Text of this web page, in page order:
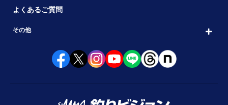
よくあるご質問
その他